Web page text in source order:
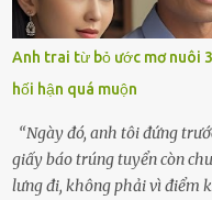
hiền, vuốt tóc vợ. Bà Hạnh
lòng cũng rộn ràng. Bà vốn
nên lần này cũng đành ở
“Con sẽ nhặt thật nhiều vỏ
bánh rời khỏi bến...
Anh trai từ bỏ ước mơ nuôi
hối hận quá muộn
“Ngày đó, anh tôi đứng
giấy báo trúng tuyển còn
lưng đi, không phải vì điểm